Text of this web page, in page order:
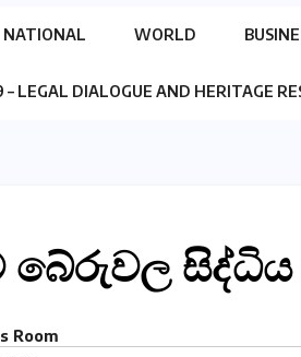
NATIONAL WORLD
– LEGAL DIALOGUE AND HERITAGE
බේරුවල
Room